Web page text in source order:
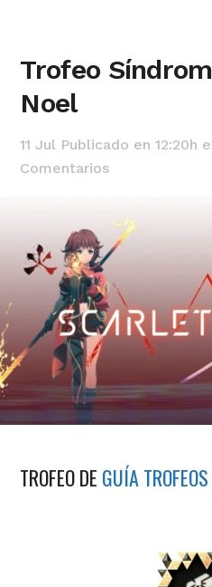
Trofeo
Noel
11 Jul Publicado en 12:20h
Comentarios
TROFEO DE GUÍA